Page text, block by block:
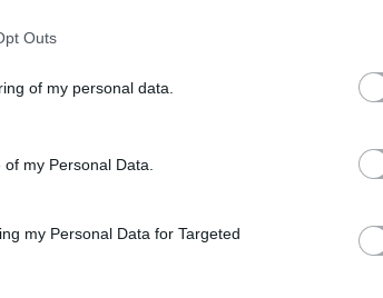
Outs
of my personal data.
my Personal Data.
my Personal Data for Targeted